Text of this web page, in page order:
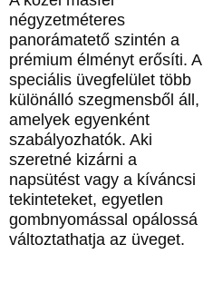
négyzetméteres
panorámatető szintén a
prémium élményt erősíti. A
speciális üvegfelület több
különálló szegmensből áll,
amelyek egyenként
szabályozhatók. Aki
szeretné kizárni a
napsütést vagy a kíváncsi
tekinteteket, egyetlen
gombnyomással opálossá
változtathatja az üveget.